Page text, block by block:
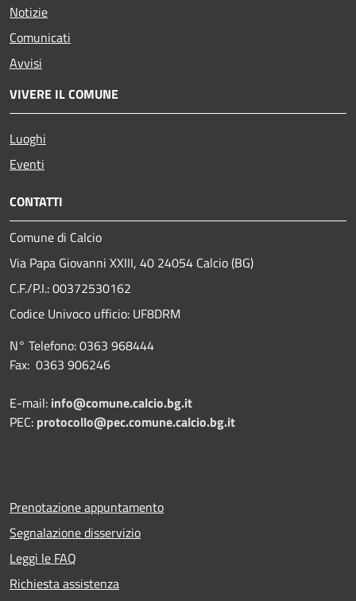
Notizie
Comunicati
Avvisi
VIVERE IL COMUNE
Luoghi
Eventi
CONTATTI
Comune di Calcio
Via Papa Giovanni XXIII, 40 24054 Calcio (BG)
C.F./P.I.: 00372530162
Codice Univoco ufficio: UF8DRM
N° Telefono: 0363 968444
Fax: 0363 906246
E-mail: info@comune.calcio.bg.it
PEC: protocollo@pec.comune.calcio.bg.it
Prenotazione appuntamento
Segnalazione disservizio
Leggi le FAQ
Richiesta assistenza